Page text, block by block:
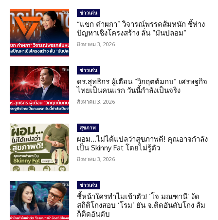
ข่าวเด่น
“แขก คำผกา” วิจารณ์พรรคส้มหนัก ชี้ห่าง
ปัญหาเชิงโครงสร้าง ลั่น “มันปลอม”
สิงหาคม 3, 2026
ข่าวเด่น
ดร.สุทธิกร ผู้เตือน “วิกฤตต้มกบ” เศรษฐกิจ
ไทยเป็นคนแรก วันนี้กำลังเป็นจริง
สิงหาคม 3, 2026
สุขภาพ
ผอม…ไม่ได้แปลว่าสุขภาพดี! คุณอาจกำลัง
เป็น Skinny Fat โดยไม่รู้ตัว
สิงหาคม 3, 2026
ข่าวเด่น
ชี้หน้าใครทำไมเข้าตัว! ‘โจ มณฑานี’ งัด
สถิติโกงสอบ ‘โรม’ ยัน จ.ติดอันดับโกง ส้ม
ก็ติดอันดับ